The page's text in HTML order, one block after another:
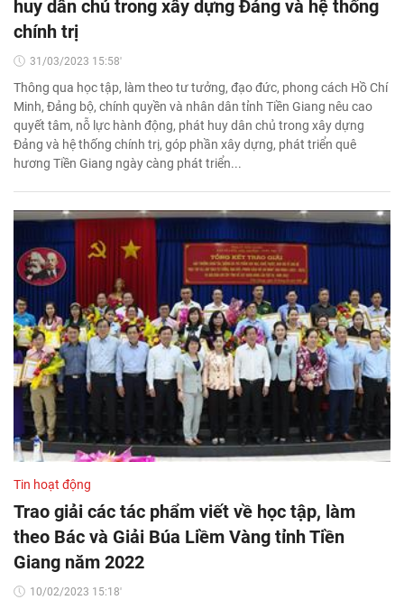
huy dân chủ trong xây dựng Đảng và hệ thống
chính trị
31/03/2023 15:58'
Thông qua học tập, làm theo tư tưởng, đạo đức, phong cách Hồ Chí
Minh, Đảng bộ, chính quyền và nhân dân tỉnh Tiền Giang nêu cao
quyết tâm, nỗ lực hành động, phát huy dân chủ trong xây dựng
Đảng và hệ thống chính trị, góp phần xây dựng, phát triển quê
hương Tiền Giang ngày càng phát triển...
Tin hoạt động
Trao giải các tác phẩm viết về học tập, làm
theo Bác và Giải Búa Liềm Vàng tỉnh Tiền
Giang năm 2022
10/02/2023 15:18'